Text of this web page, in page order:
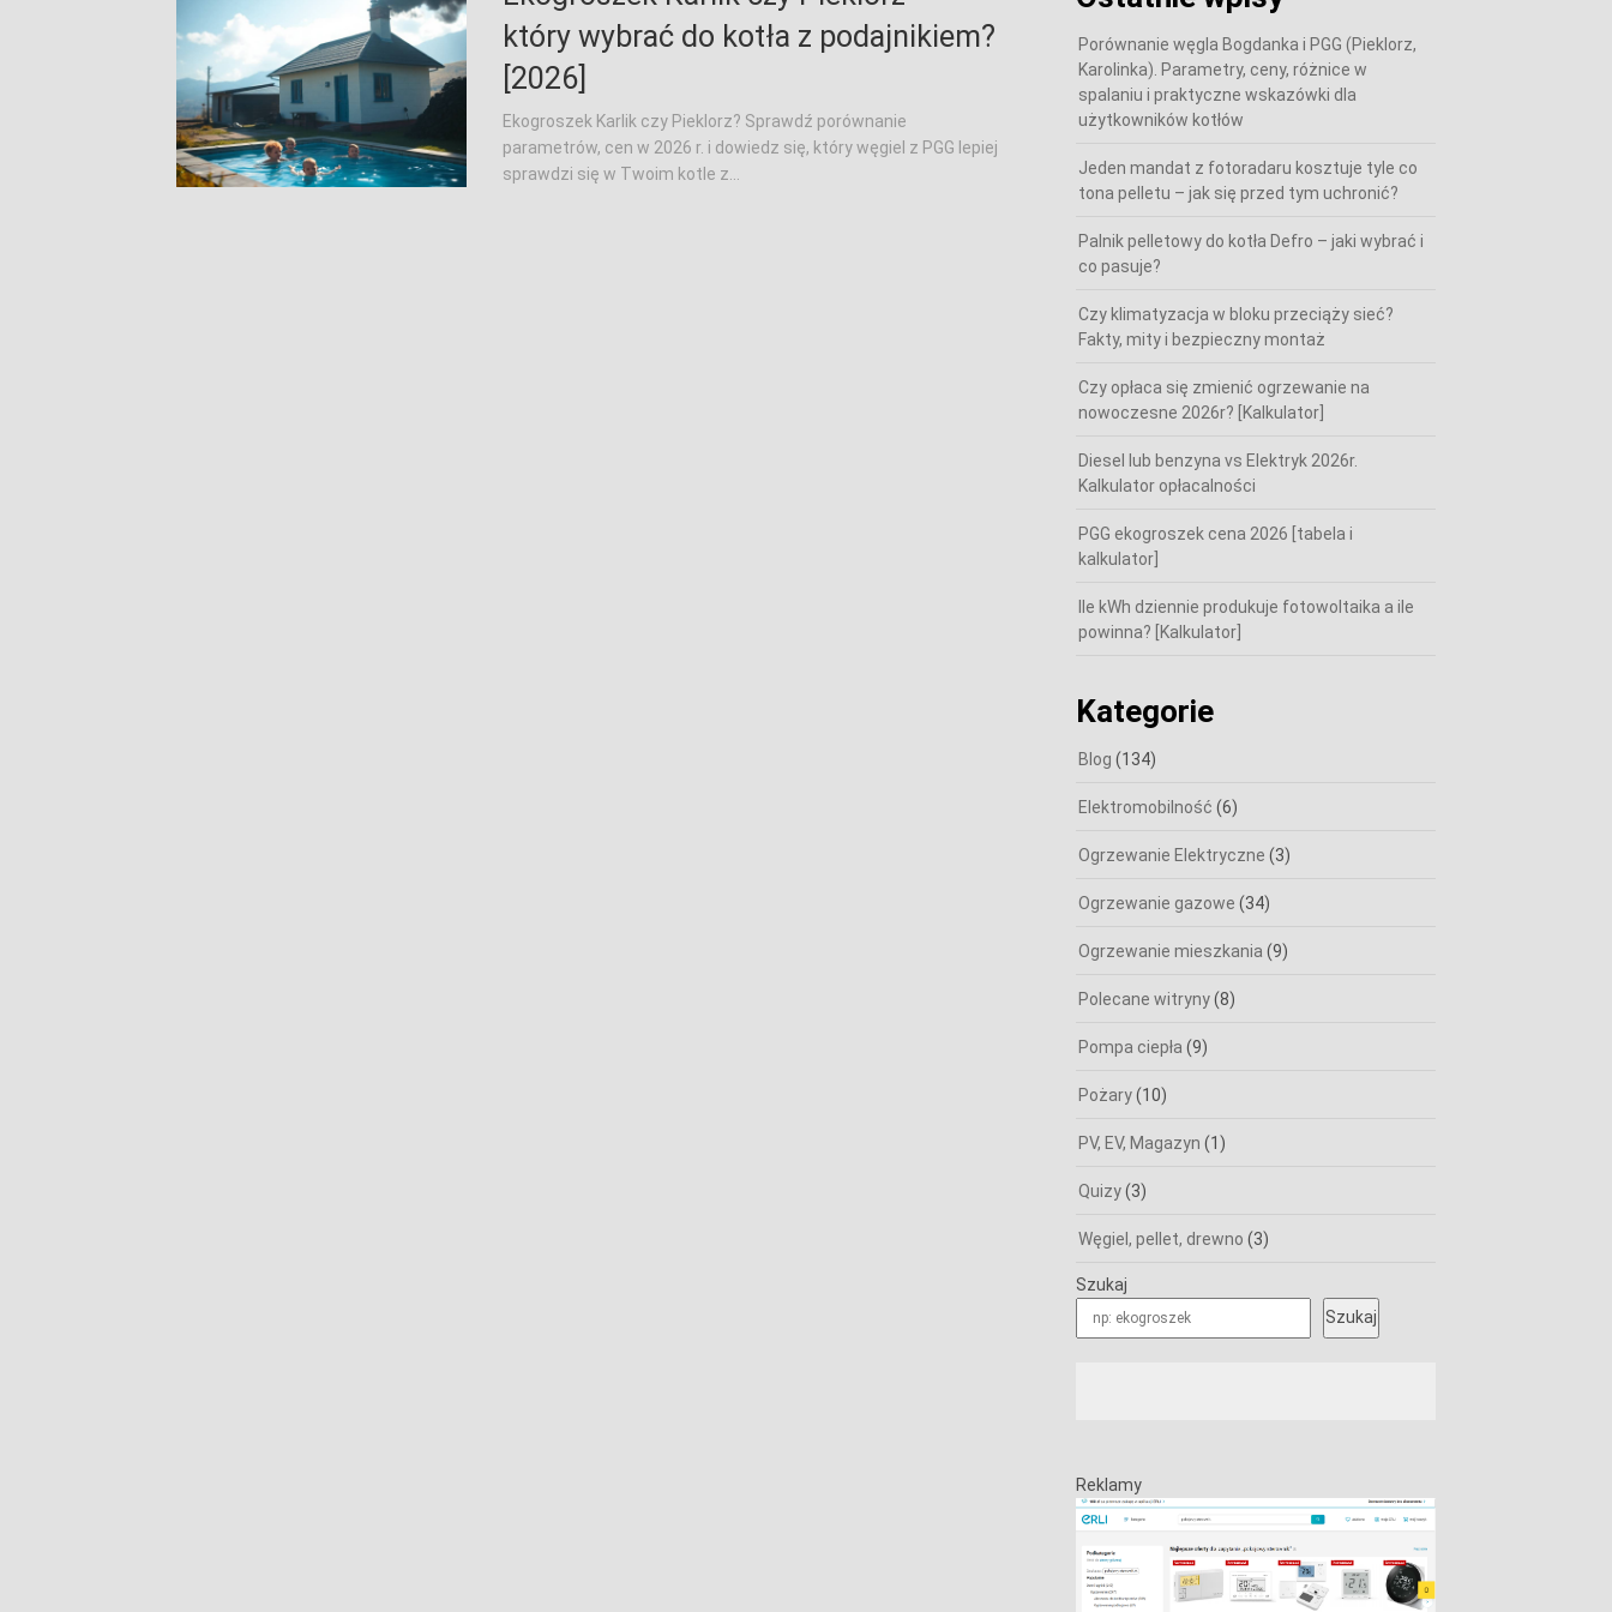
który wybrać do kotła z podajnikiem?
[2026]
Ekogroszek Karlik czy Pieklorz? Sprawdź porównanie
parametrów, cen w 2026 r. i dowiedz się, który węgiel z PGG lepiej
sprawdzi się w Twoim kotle z...
Porównanie węgla Bogdanka i PGG (Pieklorz,
Karolinka). Parametry, ceny, różnice w
spalaniu i praktyczne wskazówki dla
użytkowników kotłów
Jeden mandat z fotoradaru kosztuje tyle co
tona pelletu – jak się przed tym uchronić?
Palnik pelletowy do kotła Defro – jaki wybrać i
co pasuje?
Czy klimatyzacja w bloku przeciąży sieć?
Fakty, mity i bezpieczny montaż
Czy opłaca się zmienić ogrzewanie na
nowoczesne 2026r? [Kalkulator]
Diesel lub benzyna vs Elektryk 2026r.
Kalkulator opłacalności
PGG ekogroszek cena 2026 [tabela i
kalkulator]
Ile kWh dziennie produkuje fotowoltaika a ile
powinna? [Kalkulator]
Kategorie
Blog (134)
Elektromobilność (6)
Ogrzewanie Elektryczne (3)
Ogrzewanie gazowe (34)
Ogrzewanie mieszkania (9)
Polecane witryny(8)
Pompa ciepła (9)
Pożary(10)
PV, EV, Magazyn (1)
Quizy(3)
Węgiel, pellet, drewno (3)
Szukaj
Szukaj
Reklamy